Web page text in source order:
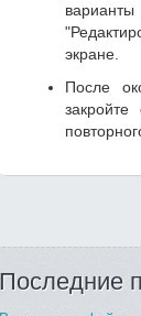
экране.
После
Последние